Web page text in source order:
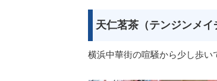
天仁茗茶（テンジンメイ
横浜中華街の喧騒から少し歩い